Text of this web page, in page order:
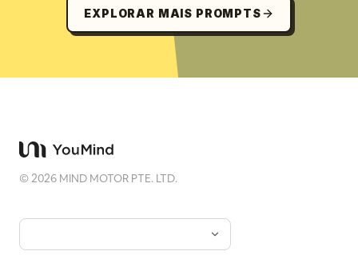
EXPLORAR MAIS PROMPTS
©2026 MIND MOTOR PTE. LTD.